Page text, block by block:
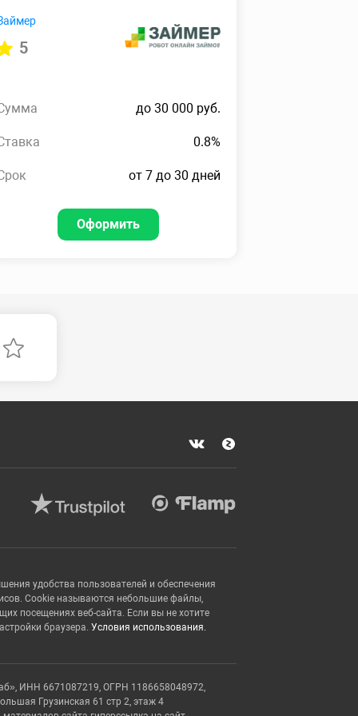
5
до 30 000 руб.
0.8%
от 7 до 30 дней
Оформить
удобства пользователей и обеспечения
Cookie называются небольшие файлы,
посещениях веб-сайта. Если вы не хотите
браузера. Условия использования.
ИНН 6671087219, ОГРН 1186658048972,
Грузинская 61 стр 2, этаж 4